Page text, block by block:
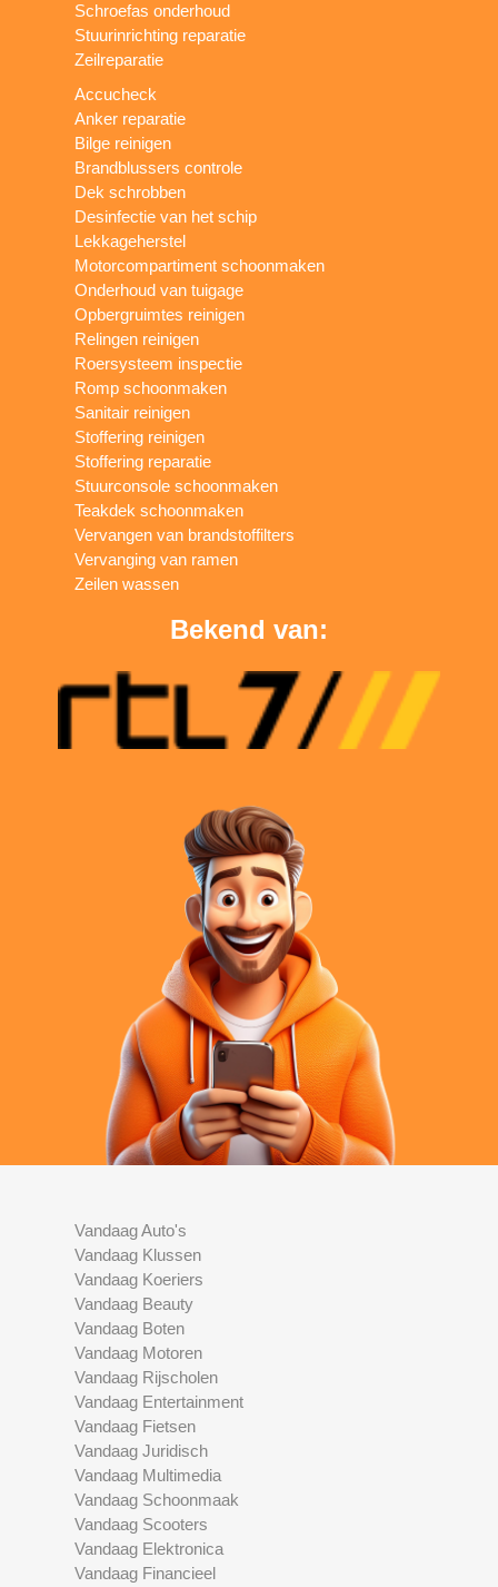
Schroefas onderhoud
Stuurinrichting reparatie
Zeilreparatie
Accucheck
Anker reparatie
Bilge reinigen
Brandblussers controle
Dek schrobben
Desinfectie van het schip
Lekkageherstel
Motorcompartiment schoonmaken
Onderhoud van tuigage
Opbergruimtes reinigen
Relingen reinigen
Roersysteem inspectie
Romp schoonmaken
Sanitair reinigen
Stoffering reinigen
Stoffering reparatie
Stuurconsole schoonmaken
Teakdek schoonmaken
Vervangen van brandstoffilters
Vervanging van ramen
Zeilen wassen
Bekend van:
Vandaag Auto's
Vandaag Klussen
Vandaag Koeriers
Vandaag Beauty
Vandaag Boten
Vandaag Motoren
Vandaag Rijscholen
Vandaag Entertainment
Vandaag Fietsen
Vandaag Juridisch
Vandaag Multimedia
Vandaag Schoonmaak
Vandaag Scooters
Vandaag Elektronica
Vandaag Financieel